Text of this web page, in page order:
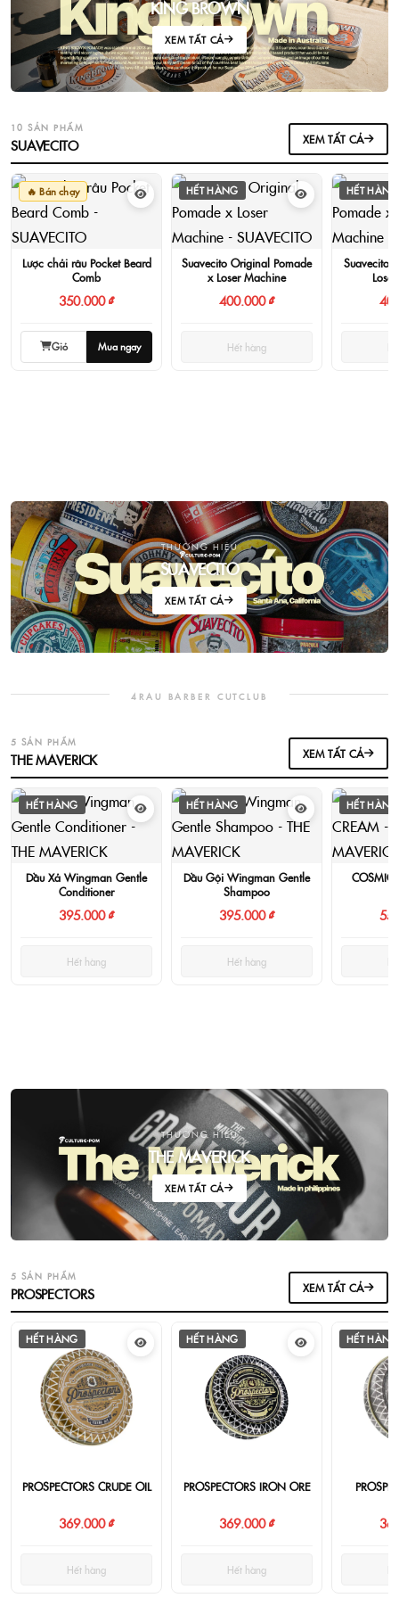
KING BROWN
XEM TẤT CẢ
10 SẢN PHẨM
SUAVECITO XEM TẤT CẢ
🔥 Bán chạy
Lược chải râu Pocket Beard
Comb
350.000 ₫
Giỏ Mua ngay
HẾT HÀNG
Suavecito Original Pomade
x Loser Machine
400.000 ₫
Hết hàng
HẾT HÀNG
Suavecito
THƯƠNG HIỆU
SUAVECITO
XEM TẤT CẢ
4RAU BARBER CUTCLUB
5 SẢN PHẨM
THE MAVERICK XEM TẤT CẢ
HẾT HÀNG
Dầu Xả Wingman Gentle
Conditioner
395.000 ₫
Hết hàng
HẾT HÀNG
Dầu Gội Wingman Gentle
Shampoo
395.000 ₫
Hết hàng
HẾT HÀNG
COSMIC
THƯƠNG HIỆU
THE MAVERICK
XEM TẤT CẢ
5 SẢN PHẨM
PROSPECTORS XEM TẤT CẢ
HẾT HÀNG
PROSPECTORS CRUDE OIL
369.000 ₫
Hết hàng
HẾT HÀNG
PROSPECTORS IRON ORE
369.000 ₫
Hết hàng
HẾT HÀNG